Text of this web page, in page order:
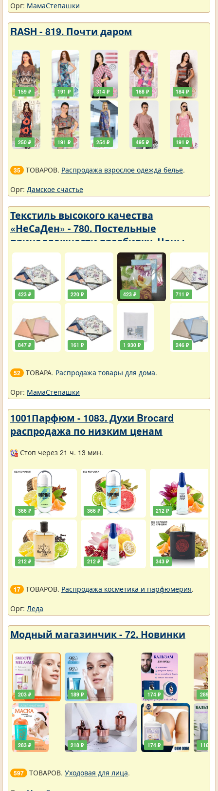
Орг: МамаСтепашки
RASH - 819. Почти даром
159 ₽
250 ₽
191 ₽
191 ₽
314 ₽
254 ₽
168 ₽
495 ₽
184 ₽
191 ₽
35 ТОВАРОВ. Распродажа взрослое одежда белье.
Орг: Дамское счастье
Текстиль высокого качества
«НеСаДен» - 780. Постельные
принадлежности вразбивку. Цены
упали
423 ₽
847 ₽
220 ₽
161 ₽
423 ₽
1 930 ₽
711 ₽
246 ₽
52 ТОВАРА. Распродажа товары для дома.
Орг: МамаСтепашки
1001Парфюм - 1083. Духи Brocard
распродажа по низким ценам
Стоп через 21 ч. 13 мин.
366 ₽
212 ₽
366 ₽
212 ₽
212 ₽
343 ₽
17 ТОВАРОВ. Распродажа косметика и парфюмерия.
Орг: Леда
Модный магазинчик - 72. Новинки
203 ₽
283 ₽
189 ₽
218 ₽
174 ₽
174 ₽
289 ₽
116 ₽
597 ТОВАРОВ. Уходовая для лица.